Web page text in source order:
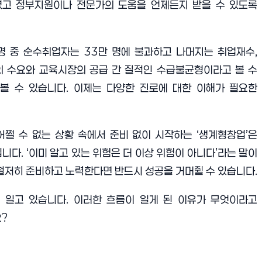
정부지원이나 전문가의 도움을 언제든지 받을 수 있도록
중 순수취업자는 33만 명에 불과하고 나머지는 취업재수,
수요와 교육시장의 공급 간 질적인 수급불균형이라고 볼 수
수 있습니다. 이제는 다양한 진로에 대한 이해가 필요한
쩔 수 없는 상황 속에서 준비 없이 시작하는 ‘생계형창업’은
니다. ‘이미 알고 있는 위험은 더 이상 위험이 아니다’라는 말이
저히 준비하고 노력한다면 반드시 성공을 거머쥘 수 있습니다.
고 있습니다. 이러한 흐름이 일게 된 이유가 무엇이라고
?